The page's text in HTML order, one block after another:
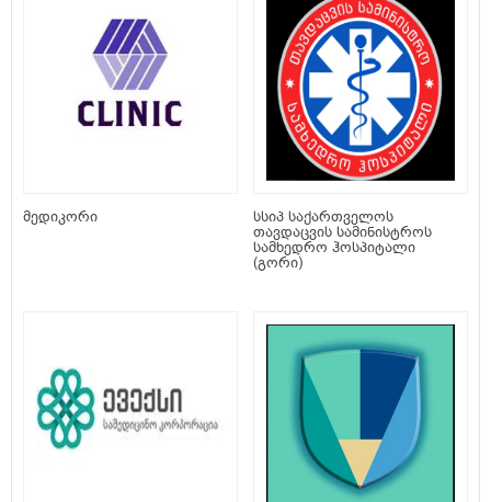
მედიკორი
სსიპ საქართველოს
თავდაცვის სამინისტროს
სამხედრო ჰოსპიტალი
(გორი)